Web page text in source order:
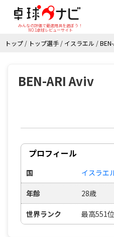
みんなの評価で最適用具を選ぼう！
NO.1卓球レビューサイト
トップ / トップ選手 / イスラエル /
BEN-ARI Aviv
プロフィール
国 イスラエ
年齢 28歳
世界ランク 最高551